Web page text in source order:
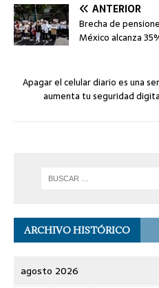
ANTERIOR
Brecha de
México alcanza
Apagar el celular diario es una
aumenta tu seguridad
ARCHIVO HISTÓRICO
agosto 2026